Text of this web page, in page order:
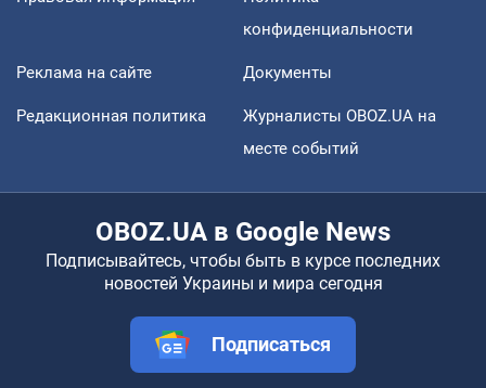
конфиденциальности
Реклама на сайте Документы
Редакционная политика
Журналисты OBOZ.UA на
месте событий
OBOZ.UA в Google News
Подписывайтесь, чтобы быть в курсе последних
новостей Украины и мира сегодня
Подписаться